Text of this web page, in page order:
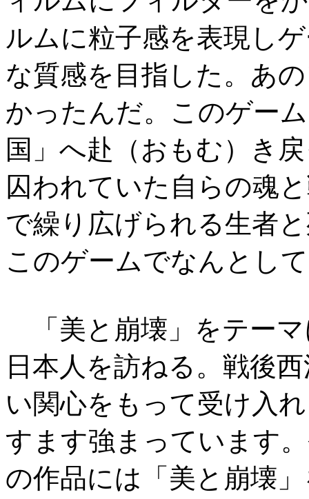
ルムに粒子感を表現し
な質感を目指した。あ
かったんだ。このゲー
国」へ赴（おもむ）き
囚われていた自らの魂
で繰り広げられる生者
このゲームでなんとし
「美と崩壊」をテー
日本人を訪ねる。戦後
い関心をもって受け入
すます強まっています
の作品には「美と崩壊